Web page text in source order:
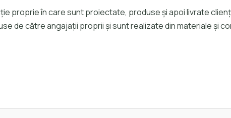
proprie în care sunt proiectate, produse și apoi livrate
de către angajații proprii și sunt realizate din materiale și